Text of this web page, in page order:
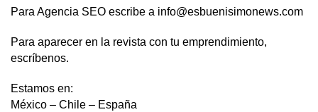
Para Agencia SEO escribe a info@esbuenisimonews.com
Para aparecer en la revista con tu emprendimiento,
escríbenos.
Estamos en:
México – Chile – España